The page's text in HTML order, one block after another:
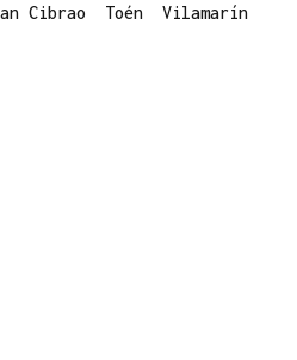
Cibrao Toén Vilamarín